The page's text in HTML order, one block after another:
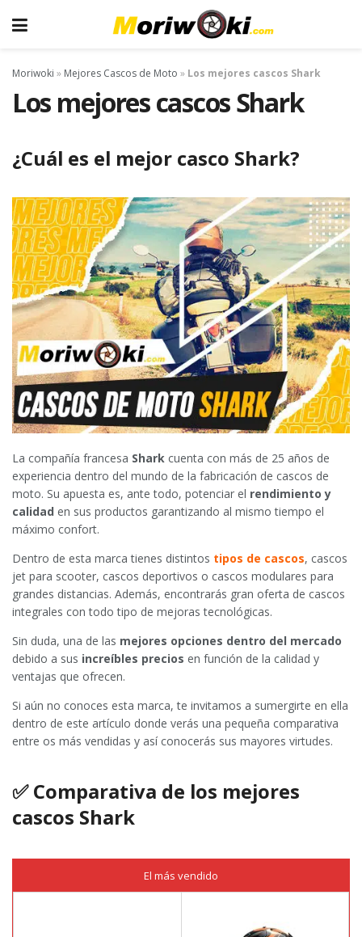
Moriwoki » Mejores Cascos de Moto » Los mejores cascos Shark
Los mejores cascos Shark
¿Cuál es el mejor casco Shark?
La compañía francesa Shark cuenta con más de 25 años de
experiencia dentro del mundo de la fabricación de cascos de
moto. Su apuesta es, ante todo, potenciar el rendimiento y
calidad en sus productos garantizando al mismo tiempo el
máximo confort.
Dentro de esta marca tienes distintos tipos de cascos, cascos
jet para scooter, cascos deportivos o cascos modulares para
grandes distancias. Además, encontrarás gran oferta de cascos
integrales con todo tipo de mejoras tecnológicas.
Sin duda, una de las mejores opciones dentro del mercado
debido a sus increíbles precios en función de la calidad y
ventajas que ofrecen.
Si aún no conoces esta marca, te invitamos a sumergirte en ella
dentro de este artículo donde verás una pequeña comparativa
entre os más vendidas y así conocerás sus mayores virtudes.
✅Comparativa de los mejores
cascos Shark
El más vendido